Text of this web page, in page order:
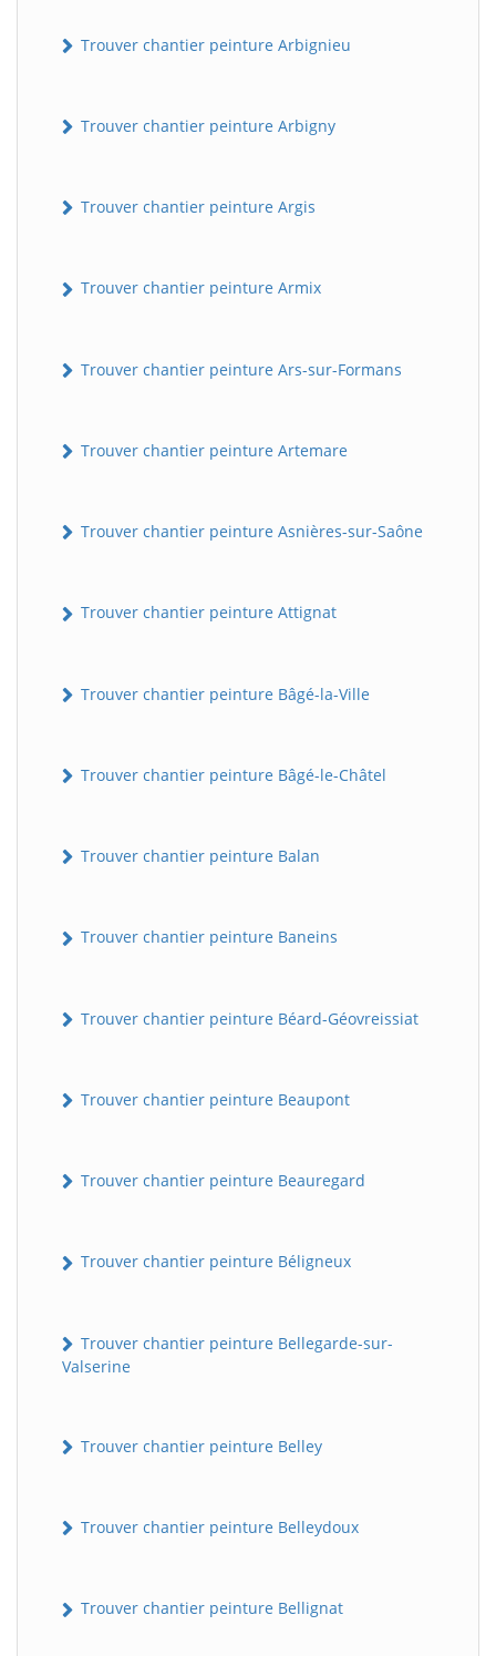
Trouver chantier peinture Arbignieu
Trouver chantier peinture Arbigny
Trouver chantier peinture Argis
Trouver chantier peinture Armix
Trouver chantier peinture Ars-sur-Formans
Trouver chantier peinture Artemare
Trouver chantier peinture Asnières-sur-Saône
Trouver chantier peinture Attignat
Trouver chantier peinture Bâgé-la-Ville
Trouver chantier peinture Bâgé-le-Châtel
Trouver chantier peinture Balan
Trouver chantier peinture Baneins
Trouver chantier peinture Béard-Géovreissiat
Trouver chantier peinture Beaupont
Trouver chantier peinture Beauregard
Trouver chantier peinture Béligneux
Trouver chantier peinture Bellegarde-sur-
Valserine
Trouver chantier peinture Belley
Trouver chantier peinture Belleydoux
Trouver chantier peinture Bellignat